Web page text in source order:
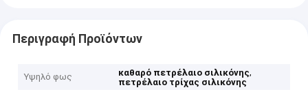
Περιγραφή Προϊόντων
Υψηλό φως καθαρό πετρέλαιο σιλικόνης,
πετρέλαιο τρίχας σιλικόνης